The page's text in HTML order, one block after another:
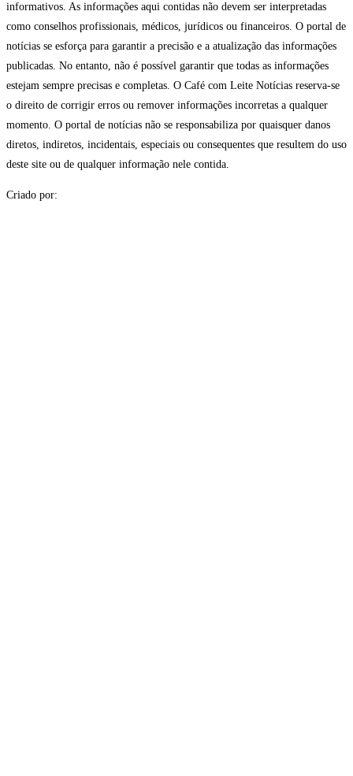
informativos. As informações aqui contidas não devem ser interpretadas
como conselhos profissionais, médicos, jurídicos ou financeiros. O portal de
notícias se esforça para garantir a precisão e a atualização das informações
publicadas. No entanto, não é possível garantir que todas as informações
estejam sempre precisas e completas. O Café com Leite Notícias reserva-se
o direito de corrigir erros ou remover informações incorretas a qualquer
momento. O portal de notícias não se responsabiliza por quaisquer danos
diretos, indiretos, incidentais, especiais ou consequentes que resultem do uso
deste site ou de qualquer informação nele contida.
Criado por: